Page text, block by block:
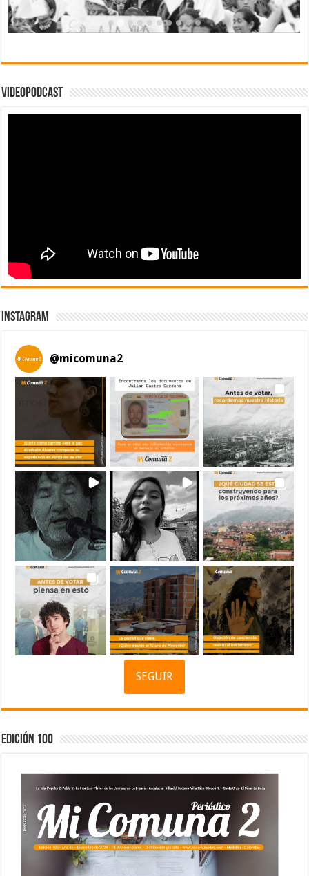
Videopodcast
Instagram
@micomuna2
SEGUIR
Edición 100